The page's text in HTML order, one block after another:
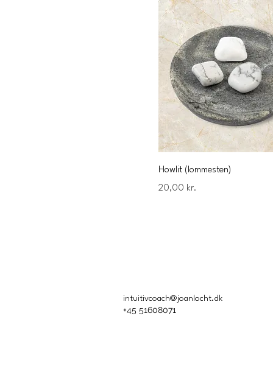
Howlit (lommesten)
Pris
20,00 kr.
intuitivcoach@joanlocht.dk
+45 51608071